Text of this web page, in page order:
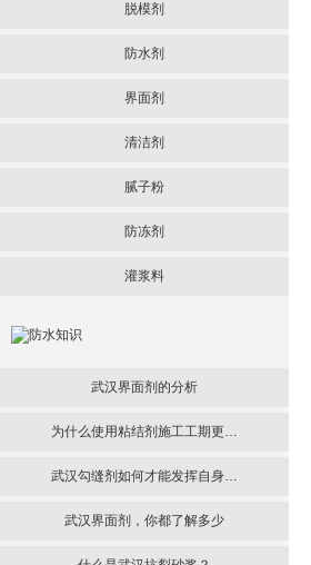
脱模剂
防水剂
界面剂
清洁剂
腻子粉
防冻剂
灌浆料
武汉界面剂的分析
为什么使用粘结剂施工工期更…
武汉勾缝剂如何才能发挥自身…
武汉界面剂，你都了解多少